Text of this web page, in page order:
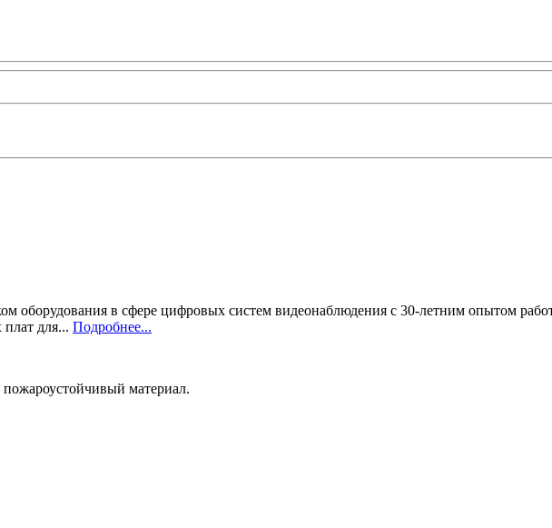
оборудования в сфере цифровых систем видеонаблюдения с 30-летним опытом
для... Подробнее...
материал.